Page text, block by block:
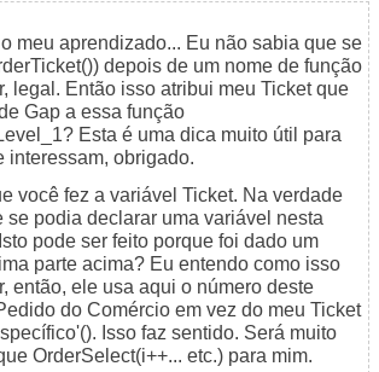
meu aprendizado... Eu não sabia que se
depois de um nome de função
legal. Então isso atribui meu Ticket que
Gap a essa função
Esta é uma dica muito útil para
interessam, obrigado.
você fez a variável Ticket. Na verdade
se podia declarar uma variável nesta
pode ser feito porque foi dado um
parte acima? Eu entendo como isso
então, ele usa aqui o número deste
do Comércio em vez do meu Ticket
Isso faz sentido. Será muito
OrderSelect(i++... etc.) para mim.